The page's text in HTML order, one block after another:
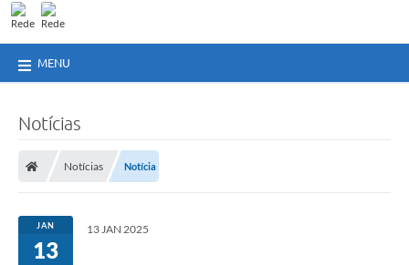
MENU
Notícias
Notícias Notícia
JAN
13
13 JAN 2025